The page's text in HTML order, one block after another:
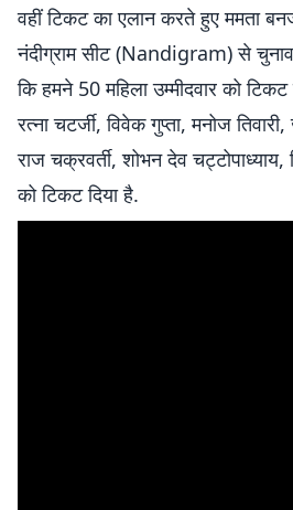
वहीं टिकट का एलान करते हुए ममता
नंदीग्राम सीट (Nandigram) से
कि हमने 50 महिला उम्मीदवार को
रत्ना चटर्जी, विवेक गुप्ता, मनोज
राज चक्रवर्ती, शोभन देव
को टिकट दिया है.